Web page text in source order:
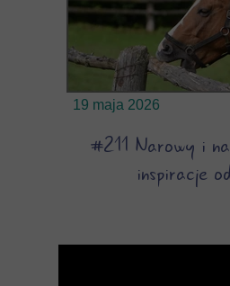
19 maja 2026
#211 Narowy i
inspiracje